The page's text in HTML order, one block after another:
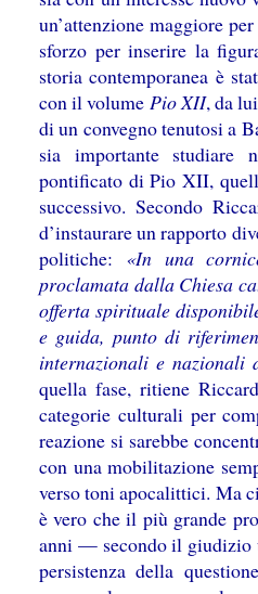
un’attenzione maggiore
sforzo per inserire la
storia contemporanea è
con il volume Pio XII, da
di un convegno tenutosi a
sia importante
pontificato di Pio XII,
successivo. Secondo
d’instaurare un rapporto
politiche: «In una
proclamata dalla Chiesa
offerta spirituale
e guida, punto di
internazionali e nazionali
quella fase, ritiene
categorie culturali per
reazione si sarebbe
con una mobilitazione
verso toni apocalittici. Ma
è vero che il più grande
anni — secondo il giudizio
persistenza della